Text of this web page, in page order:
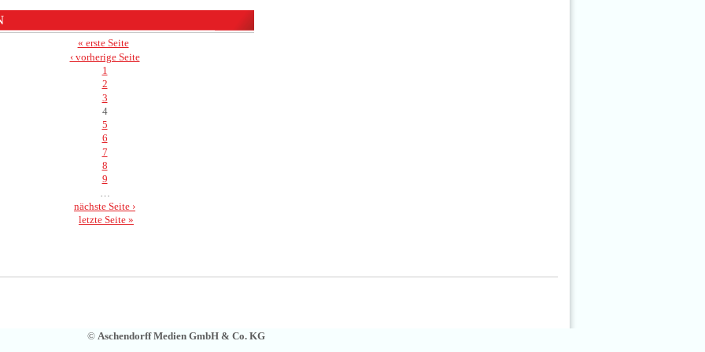
« erste Seite
‹ vorherige Seite
1
2
3
4
5
6
7
8
9
nächste Seite ›
letzte Seite »
© Aschendorff Medien GmbH & Co. KG